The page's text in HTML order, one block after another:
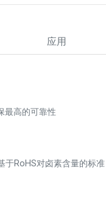
应用
最高的可靠性
于RoHS对卤素含量的标